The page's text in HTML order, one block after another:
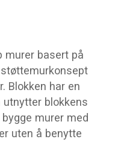
murer basert på
Blokken har en
blokkens
murer med
uten å benytte